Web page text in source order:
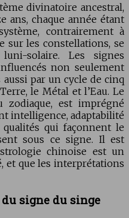
divinatoire ancestral,
ans, chaque année étant
contrairement à
sur les constellations, se
solaire. Les signes
non seulement
aussi par un cycle de cinq
le Métal et l’Eau. Le
zodiaque, est imprégné
intelligence, adaptabilité
qui façonnent le
sous ce signe. Il est
chinoise est un
et que les interprétations
signe du singe